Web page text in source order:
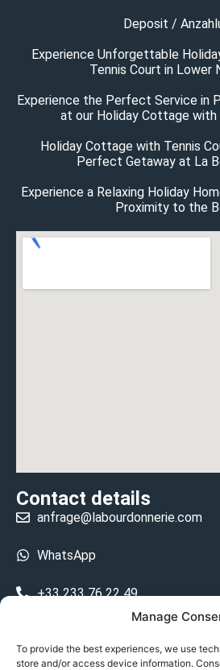
Manage
To provide the best experiences, we use
store and/or access device information.
Deposit /
Experience Unforgettable
Tennis Court in Lower
Experience the Perfect Service in
at our Holiday Cottage with
Holiday Cottage with Tennis
Perfect Getaway at La
Experience a Relaxing Holiday
Proximity to the
Contact details
anfrage@labourdonnerie.com
WhatsApp
+33 233 76 22 49